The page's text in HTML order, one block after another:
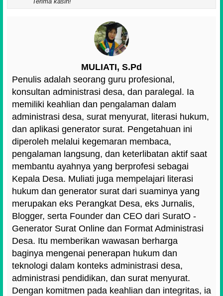
MULIATI, S.Pd
Penulis adalah seorang guru profesional,
konsultan administrasi desa, dan paralegal. Ia
memiliki keahlian dan pengalaman dalam
administrasi desa, surat menyurat, literasi hukum,
dan aplikasi generator surat. Pengetahuan ini
diperoleh melalui kegemaran membaca,
pengalaman langsung, dan keterlibatan aktif saat
membantu ayahnya yang berprofesi sebagai
Kepala Desa. Muliati juga mempelajari literasi
hukum dan generator surat dari suaminya yang
merupakan eks Perangkat Desa, eks Jurnalis,
Blogger, serta Founder dan CEO dari SuratO -
Generator Surat Online dan Format Administrasi
Desa. Itu memberikan wawasan berharga
baginya mengenai penerapan hukum dan
teknologi dalam konteks administrasi desa,
administrasi pendidikan, dan surat menyurat.
Dengan komitmen pada keahlian dan integritas, ia